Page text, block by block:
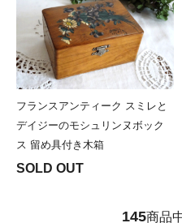
フランスアンティーク スミレと
デイジーのモシュリンヌボック
ス 留め具付き木箱
SOLD OUT
145商品